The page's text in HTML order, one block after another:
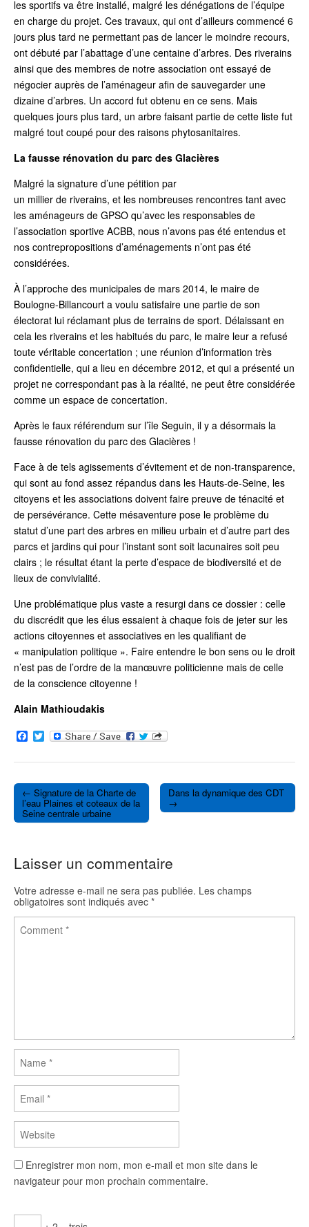
les sportifs va être installé, malgré les dénégations de l’équipe
en charge du projet. Ces travaux, qui ont d’ailleurs commencé 6
jours plus tard ne permettant pas de lancer le moindre recours,
ont débuté par l’abattage d’une centaine d’arbres. Des riverains
ainsi que des membres de notre association ont essayé de
négocier auprès de l’aménageur afin de sauvegarder une
dizaine d’arbres. Un accord fut obtenu en ce sens. Mais
quelques jours plus tard, un arbre faisant partie de cette liste fut
malgré tout coupé pour des raisons phytosanitaires.
La fausse rénovation du parc des Glacières
Malgré la signature d’une pétition par
un millier de riverains, et les nombreuses rencontres tant avec
les aménageurs de GPSO qu’avec les responsables de
l’association sportive ACBB, nous n’avons pas été entendus et
nos contrepropositions d’aménagements n’ont pas été
considérées.
À l’approche des municipales de mars 2014, le maire de
Boulogne-Billancourt a voulu satisfaire une partie de son
électorat lui réclamant plus de terrains de sport. Délaissant en
cela les riverains et les habitués du parc, le maire leur a refusé
toute véritable concertation ; une réunion d’information très
confidentielle, qui a lieu en décembre 2012, et qui a présenté un
projet ne correspondant pas à la réalité, ne peut être considérée
comme un espace de concertation.
Après le faux référendum sur l’île Seguin, il y a désormais la
fausse rénovation du parc des Glacières !
Face à de tels agissements d’évitement et de non-transparence,
qui sont au fond assez répandus dans les Hauts-de-Seine, les
citoyens et les associations doivent faire preuve de ténacité et
de persévérance. Cette mésaventure pose le problème du
statut d’une part des arbres en milieu urbain et d’autre part des
parcs et jardins qui pour l’instant sont soit lacunaires soit peu
clairs ; le résultat étant la perte d’espace de biodiversité et de
lieux de convivialité.
Une problématique plus vaste a resurgi dans ce dossier : celle
du discrédit que les élus essaient à chaque fois de jeter sur les
actions citoyennes et associatives en les qualifiant de
« manipulation politique ». Faire entendre le bon sens ou le droit
n’est pas de l’ordre de la manœuvre politicienne mais de celle
de la conscience citoyenne !
Alain Mathioudakis
F
a
c
b
o
o
k
T
w
i
t
e
r
Post navigation
← Signature de la Charte de
l’eau Plaines et coteaux de la
Seine centrale urbaine
Dans la dynamique des CDT
→
Laisser un commentaire
Votre adresse e-mail ne sera pas publiée. Les champs
obligatoires sont indiqués avec *
Enregistrer mon nom, mon e-mail et mon site dans le
navigateur pour mon prochain commentaire.